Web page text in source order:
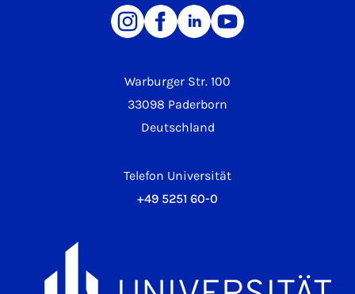
Warburger Str. 100
33098 Paderborn
Deutschland
Telefon Universität
+49 5251 60-0